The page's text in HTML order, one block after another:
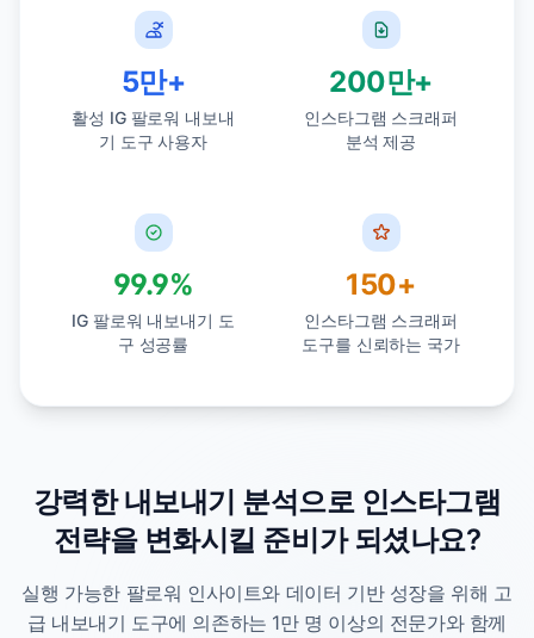
5만+
활성 IG 팔로워 내보내
기 도구 사용자
200만+
인스타그램 스크래퍼
분석 제공
99.9%
IG 팔로워 내보내기 도
구 성공률
150+
인스타그램 스크래퍼
도구를 신뢰하는 국가
강력한 내보내기 분석으로 인스타그램
전략을 변화시킬 준비가 되셨나요?
실행 가능한 팔로워 인사이트와 데이터 기반 성장을 위해 고
급 내보내기 도구에 의존하는 1만 명 이상의 전문가와 함께